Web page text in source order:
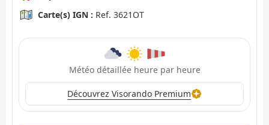
Carte(s) IGN : Ref. 3621OT
Météo détaillée heure par heure
Découvrez Visorando Premium